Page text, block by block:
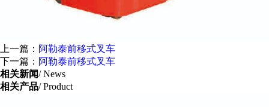
上一篇： 阿勒泰前移式叉车
下一篇： 阿勒泰前移式叉车
相关新闻/ News
相关产品/ Product